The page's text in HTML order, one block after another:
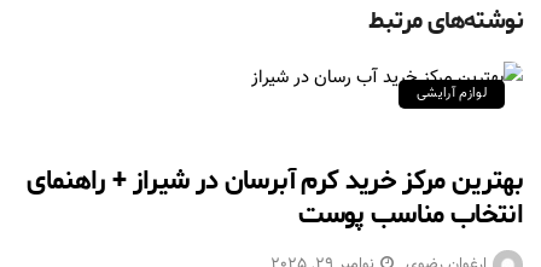
نوشته‌های مرتبط
لوازم آرایشی
بهترین مرکز خرید کرم آبرسان در شیراز + راهنمای
انتخاب مناسب پوست